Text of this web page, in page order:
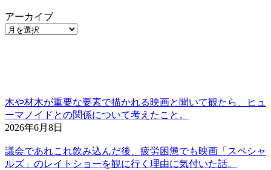
アーカイブ
木や材木が重要な要素で描かれる映画と聞いて観たら、ヒュ
ーマノイドとの関係について考えたこと。
2026年6月8日
議会であれこれ飲み込んだ後、疲労困憊でも映画「スペシャ
ルズ」のレイトショーを観に行く理由に気付いた話。